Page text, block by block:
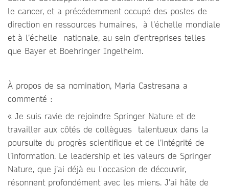
le cancer, et a précédemment occupé des postes de
direction en ressources humaines, à l’échelle mondiale
et à l’échelle nationale, au sein d’entreprises telles
que Bayer et Boehringer Ingelheim.
À propos de sa nomination, Maria Castresana a
commenté :
« Je suis ravie de rejoindre Springer Nature et de
travailler aux côtés de collègues talentueux dans la
poursuite du progrès scientifique et de l’intégrité de
l’information. Le leadership et les valeurs de Springer
Nature, que j’ai déjà eu l'occasion de découvrir,
résonnent profondément avec les miens. J’ai hâte de